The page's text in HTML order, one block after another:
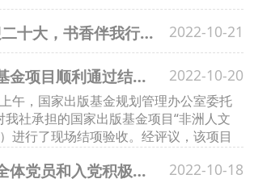
我社组织“喜迎二十大，书香伴我行”图书交换活动 2022-10-21
我社国家出版基金项目顺利通过结项验收 2022-10-20
午，国家出版基金规划管理办公室委托
社承担的国家出版基金项目“非洲人文
进行了现场结项验收。经评议，该项目
，通过结项验收。
出版社党支部全体党员和入党积极分子收看党的二十大开幕实况 2022-10-18